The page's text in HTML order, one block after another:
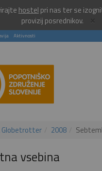
hostel pri nas ter se
provizij posrednikov.
×
Aktivnosti
Globetrotter 2008
vsebina